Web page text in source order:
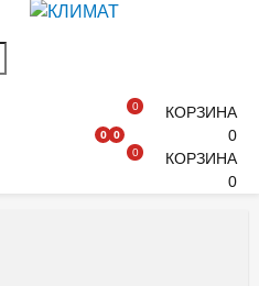
0 0
0
КОРЗИНА
0
0
КОРЗИНА
0